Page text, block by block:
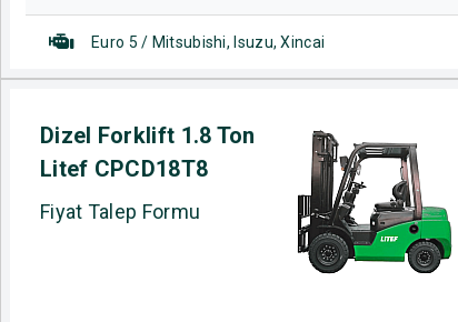
Euro 5 / Mitsubishi, Isuzu, Xincai
Dizel Forklift 1.8 Ton
Litef CPCD18T8
Fiyat Talep Formu